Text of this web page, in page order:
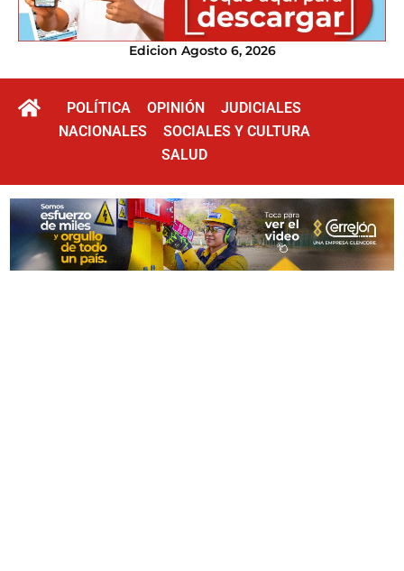
Edicion Agosto 6, 2026
POLÍTICA OPINIÓN
JUDICIALES
NACIONALES
SOCIALES Y CULTURA
SALUD